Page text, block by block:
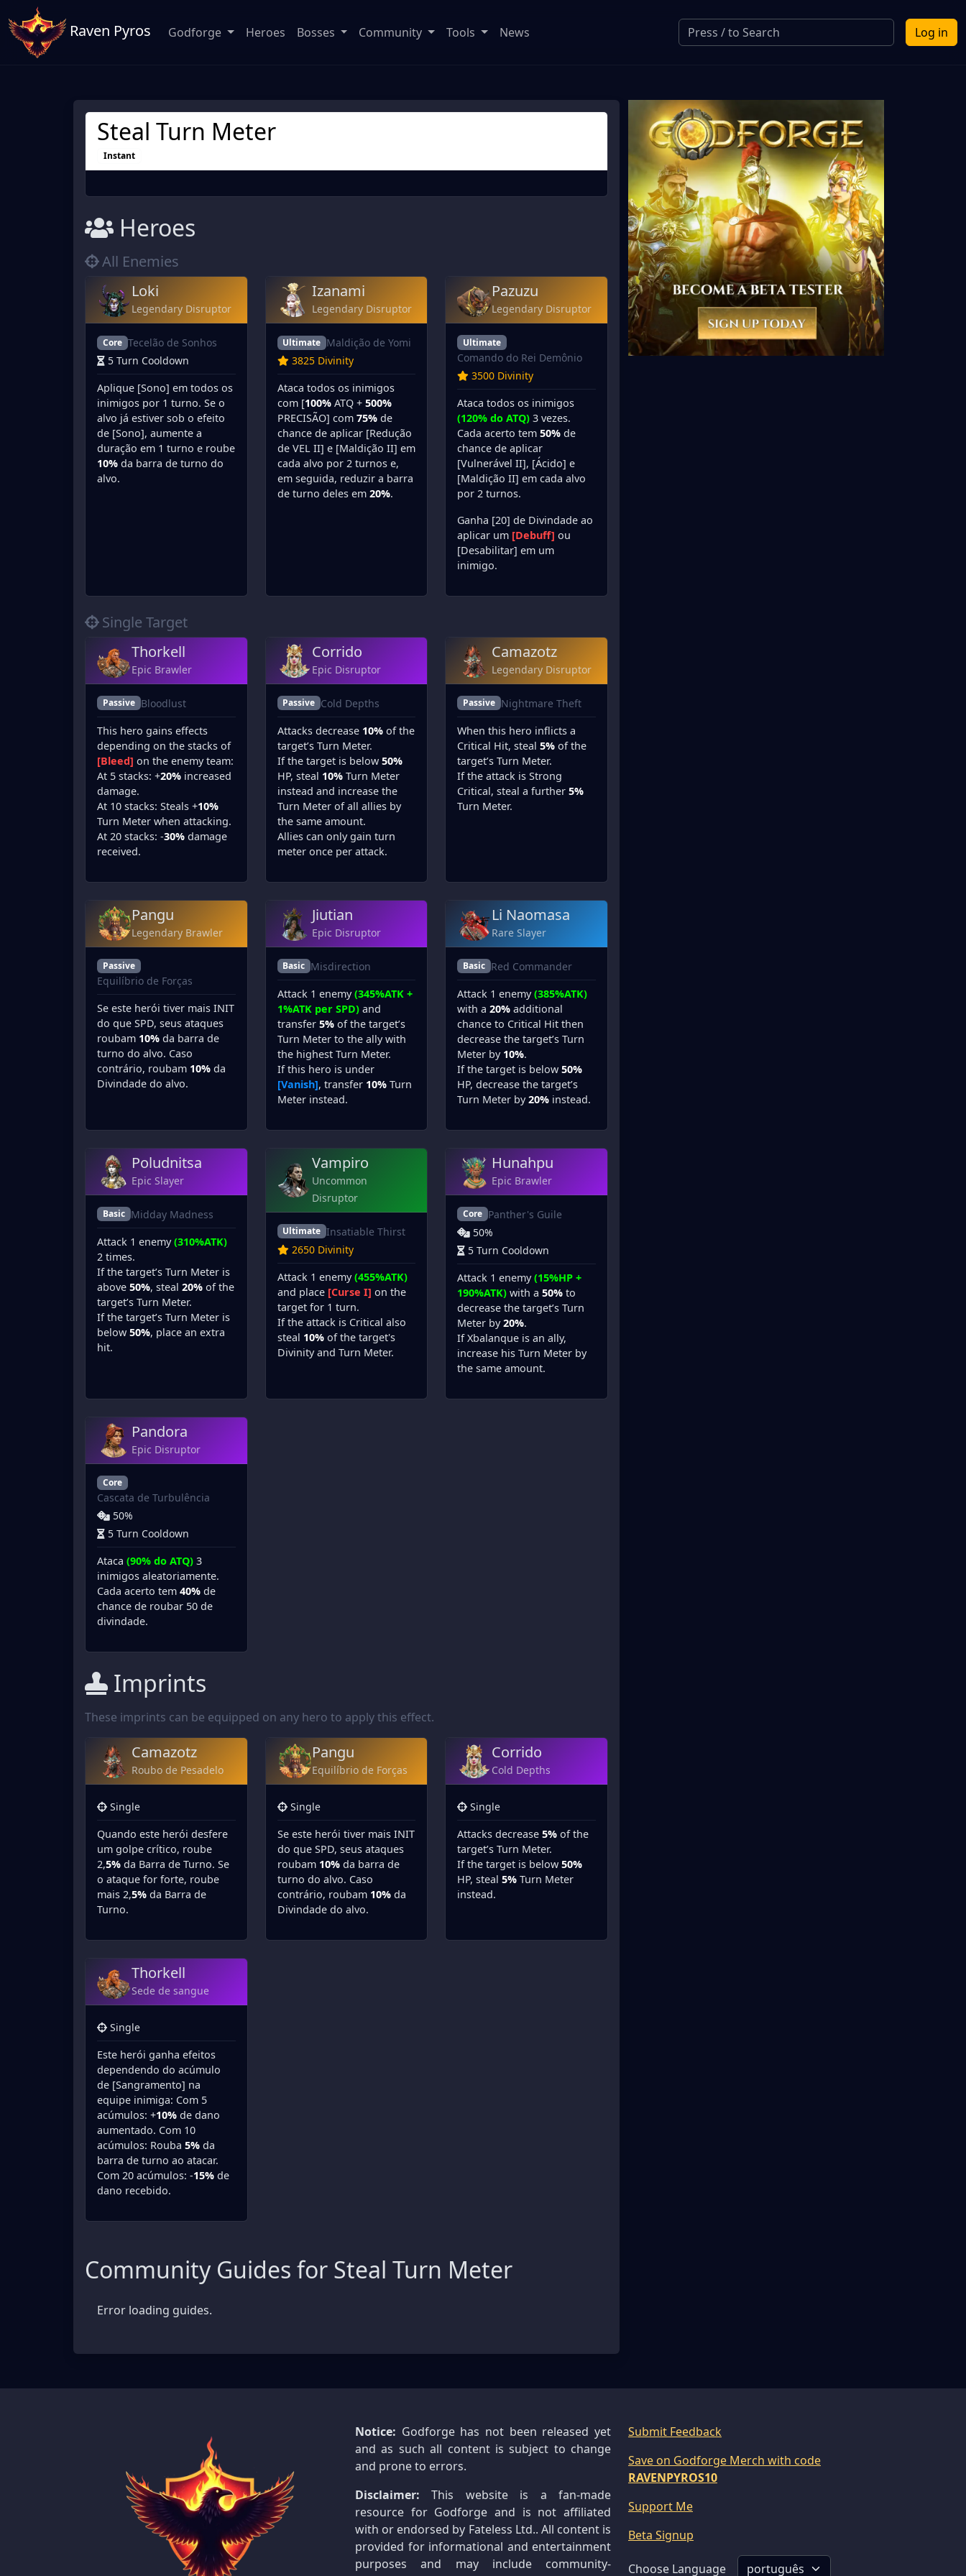
Raven Pyros Log in
Godforge Heroes Bosses Community Tools News
Steal Turn Meter
Instant
Heroes
All Enemies
Loki
Legendary Disruptor
Core Tecelão de Sonhos
5 Turn Cooldown
Aplique [Sono] em todos os
inimigos por 1 turno. Se o
alvo já estiver sob o efeito
de [Sono], aumente a
duração em 1 turno e roube
10% da barra de turno do
alvo.
Izanami
Legendary Disruptor
Ultimate Maldição de Yomi
3825 Divinity
Ataca todos os inimigos
com [100%ATQ + 500%
PRECISÃO] com 75%de
chance de aplicar [Redução
de VEL II] e [Maldição II] em
cada alvo por 2 turnos e,
em seguida, reduzir a barra
de turno deles em 20%.
Pazuzu
Legendary Disruptor
Ultimate
Comando do Rei Demônio
3500 Divinity
Ataca todos os inimigos
(120% do ATQ) 3 vezes.
Cada acerto tem50% de
chance de aplicar
[Vulnerável II], [Ácido] e
[Maldição II] em cada alvo
por 2 turnos.
Ganha [20] de Divindade ao
aplicar um [Debuff] ou
[Desabilitar] em um
inimigo.
Single Target
Thorkell
Epic Brawler
Passive Bloodlust
This hero gains effects
depending on the stacks of
[Bleed] on the enemy team:
At 5 stacks: +20% increased
damage.
At 10 stacks: Steals +10%
Turn Meter when attacking.
At 20 stacks: -30% damage
received.
Corrido
Epic Disruptor
Passive Cold Depths
Attacks decrease 10%of the
target’s Turn Meter.
If the target is below 50%
HP, steal 10%Turn Meter
instead and increase the
Turn Meter of all allies by
the same amount.
Allies can only gain turn
meter once per attack.
Camazotz
Legendary Disruptor
Passive Nightmare Theft
When this hero inflicts a
Critical Hit, steal5% of the
target’s Turn Meter.
If the attack is Strong
Critical, steal a further5%
Turn Meter.
Pangu
Legendary Brawler
Passive
Equilíbrio de Forças
Se este herói tiver mais INIT
do que SPD, seus ataques
roubam 10% da barra de
turno do alvo. Caso
contrário, roubam 10% da
Divindade do alvo.
Jiutian
Epic Disruptor
Basic Misdirection
Attack 1 enemy(345%ATK +
1%ATK per SPD)and
transfer 5%of the target’s
Turn Meter to the ally with
the highest Turn Meter.
If this hero is under
[Vanish], transfer 10%Turn
Meter instead.
Li Naomasa
Rare Slayer
Basic Red Commander
Attack 1 enemy(385%ATK)
with a20% additional
chance to Critical Hit then
decrease the target’s Turn
Meter by 10%.
If the target is below50%
HP, decrease the target’s
Turn Meter by20% instead.
Poludnitsa
Epic Slayer
Basic Midday Madness
Attack 1 enemy(310%ATK)
2 times.
If the target’s Turn Meter is
above 50%, steal 20% of the
target’s Turn Meter.
If the target’s Turn Meter is
below 50%, place an extra
hit.
Vampiro
Uncommon
Disruptor
Ultimate Insatiable Thirst
2650 Divinity
Attack 1 enemy(455%ATK)
and place [Curse I] on the
target for 1 turn.
If the attack is Critical also
steal 10%of the target's
Divinity and Turn Meter.
Hunahpu
Epic Brawler
Core Panther's Guile
50%
5 Turn Cooldown
Attack 1 enemy(15%HP +
190%ATK) with a50% to
decrease the target’s Turn
Meter by20%.
If Xbalanque is an ally,
increase his Turn Meter by
the same amount.
Pandora
Epic Disruptor
Core
Cascata de Turbulência
50%
5 Turn Cooldown
Ataca (90% do ATQ) 3
inimigos aleatoriamente.
Cada acerto tem 40% de
chance de roubar 50 de
divindade.
Imprints
These imprints can be equipped on any hero to apply this effect.
Camazotz
Roubo de Pesadelo
Single
Quando este herói desfere
um golpe crítico, roube
2,5% da Barra de Turno. Se
o ataque for forte, roube
mais 2,5% da Barra de
Turno.
Pangu
Equilíbrio de Forças
Single
Se este herói tiver mais INIT
do que SPD, seus ataques
roubam 10%da barra de
turno do alvo. Caso
contrário, roubam 10%da
Divindade do alvo.
Corrido
Cold Depths
Single
Attacks decrease5% of the
target’s Turn Meter.
If the target is below50%
HP, steal5% Turn Meter
instead.
Thorkell
Sede de sangue
Single
Este herói ganha efeitos
dependendo do acúmulo
de [Sangramento] na
equipe inimiga: Com 5
acúmulos: +10% de dano
aumentado. Com 10
acúmulos: Rouba 5% da
barra de turno ao atacar.
Com 20 acúmulos: -15% de
dano recebido.
Community Guides for Steal Turn Meter
Error loading guides.
Notice: Godforge has not been released yet
and as such all content is subject to change
and prone to errors.
Disclaimer: This website is a fan-made
resource for Godforge and is not affiliated
with or endorsed by Fateless Ltd.. All content is
provided for informational and entertainment
purposes and may include community-
Submit Feedback
Save on Godforge Merch with code
RAVENPYROS10
Support Me
Beta Signup
Choose Language